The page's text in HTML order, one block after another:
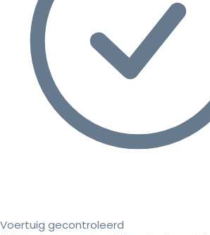
Voertuig gecontroleerd